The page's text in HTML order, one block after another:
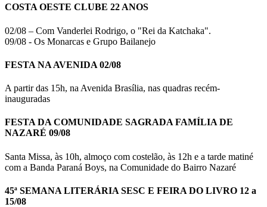
COSTA OESTE CLUBE 22 ANOS
02/08 – Com Vanderlei Rodrigo, o "Rei da Katchaka".
09/08 - Os Monarcas e Grupo Bailanejo
FESTA NA AVENIDA 02/08
A partir das 15h, na Avenida Brasília, nas quadras recém-
inauguradas
FESTA DA COMUNIDADE SAGRADA FAMÍLIA DE
NAZARÉ 09/08
Santa Missa, às 10h, almoço com costelão, às 12h e a tarde matiné
com a Banda Paraná Boys, na Comunidade do Bairro Nazaré
45ª SEMANA LITERÁRIA SESC E FEIRA DO LIVRO 12 a
15/08